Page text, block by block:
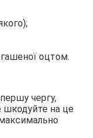
оцтом.
чергу,
шкодуйте на це